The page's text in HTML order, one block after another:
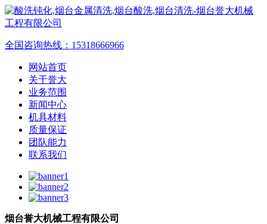
全国咨询热线： 15318666966
网站首页
关于誉大
业务范围
新闻中心
机具材料
质量保证
团队能力
联系我们
烟台誉大机械工程有限公司